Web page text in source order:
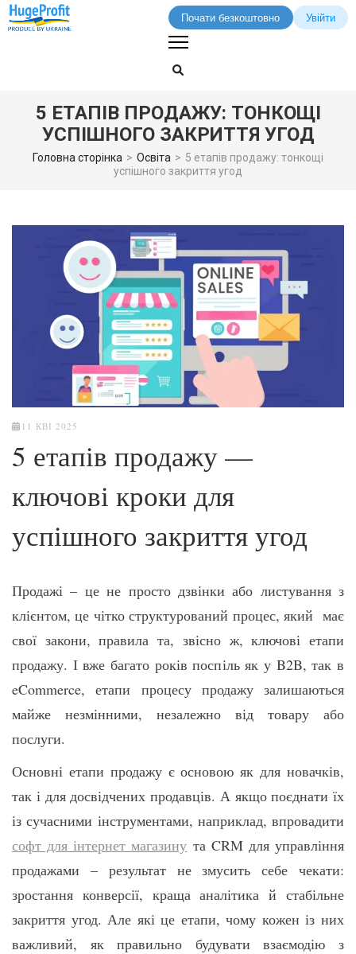
Почати безкоштовно Увійти
5 ЕТАПІВ ПРОДАЖУ: ТОНКОЩІ
УСПІШНОГО ЗАКРИТТЯ УГОД
Головна сторінка > Освіта > 5 етапів продажу: тонкощі
успішного закриття угод
11 КВІ 2025
5 етапів продажу —
ключові кроки для
успішного закриття угод
Продажі – це не просто дзвінки або листування з
клієнтом, це чітко структурований процес, який має
свої закони, правила та, звісно ж, ключові етапи
продажу. І вже багато років поспіль як у B2B, так в
eCommerce, етапи процесу продажу залишаються
майже незмінними, незалежно від товару або
послуги.
Основні етапи продажу є основою як для новачків,
так і для досвідчених продавців. А якщо поєднати їх
із сучасними інструментами, наприклад, впровадити
софт для інтернет магазину та CRM для управління
продажами – результат не змусить себе чекати:
зростання конверсії, краща аналітика й стабільне
закриття угод. Але які це етапи, чому кожен із них
важливий, як правильно будувати взаємодію з